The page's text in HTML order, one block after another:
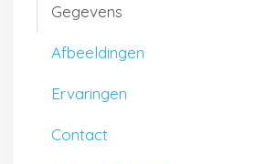
Gegevens
Afbeeldingen
Ervaringen
Contact